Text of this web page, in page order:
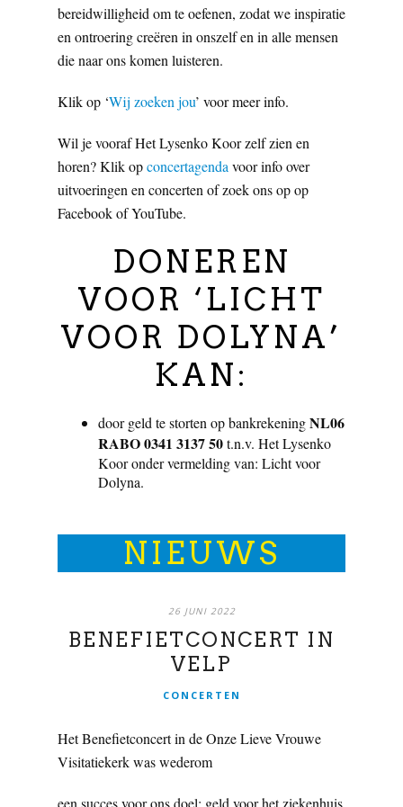
bereidwilligheid om te oefenen, zodat we inspiratie
en ontroering creëren in onszelf en in alle mensen
die naar ons komen luisteren.
Klik op ‘Wij zoeken jou’ voor meer info.
Wil je vooraf Het Lysenko Koor zelf zien en
horen? Klik opconcertagenda voor info over
uitvoeringen en concerten of zoek ons op op
Facebook of YouTube.
DONEREN
VOOR ‘LICHT
VOOR DOLYNA’
KAN:
door geld te storten op bankrekeningNL06
RABO 0341 3137 50t.n.v. Het Lysenko
Koor onder vermelding van: Licht voor
Dolyna.
NIEUWS
26 JUNI 2022
BENEFIETCONCERT IN
VELP
CONCERTEN
Het Benefietconcert in de Onze Lieve Vrouwe
Visitatiekerk was wederom
een succes voor ons doel: geld voor het ziekenhuis